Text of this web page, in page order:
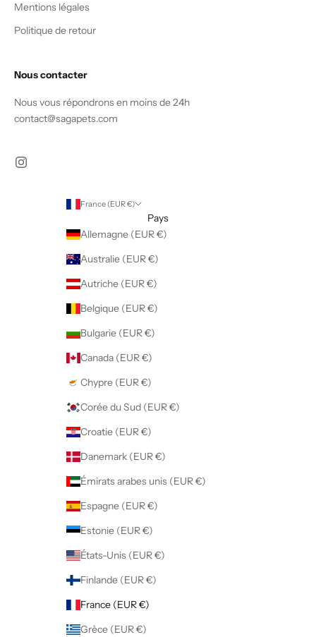
Mentions légales
Politique de retour
Nous contacter
Nous vous répondrons en moins de 24h
contact@sagapets.com
France (EUR €)
Pays
Allemagne (EUR €)
Australie (EUR €)
Autriche (EUR €)
Belgique (EUR €)
Bulgarie (EUR €)
Canada (EUR €)
Chypre (EUR €)
Corée du Sud (EUR €)
Croatie (EUR €)
Danemark (EUR €)
Émirats arabes unis (EUR €)
Espagne (EUR €)
Estonie (EUR €)
États-Unis (EUR €)
Finlande (EUR €)
France (EUR €)
Grèce (EUR €)